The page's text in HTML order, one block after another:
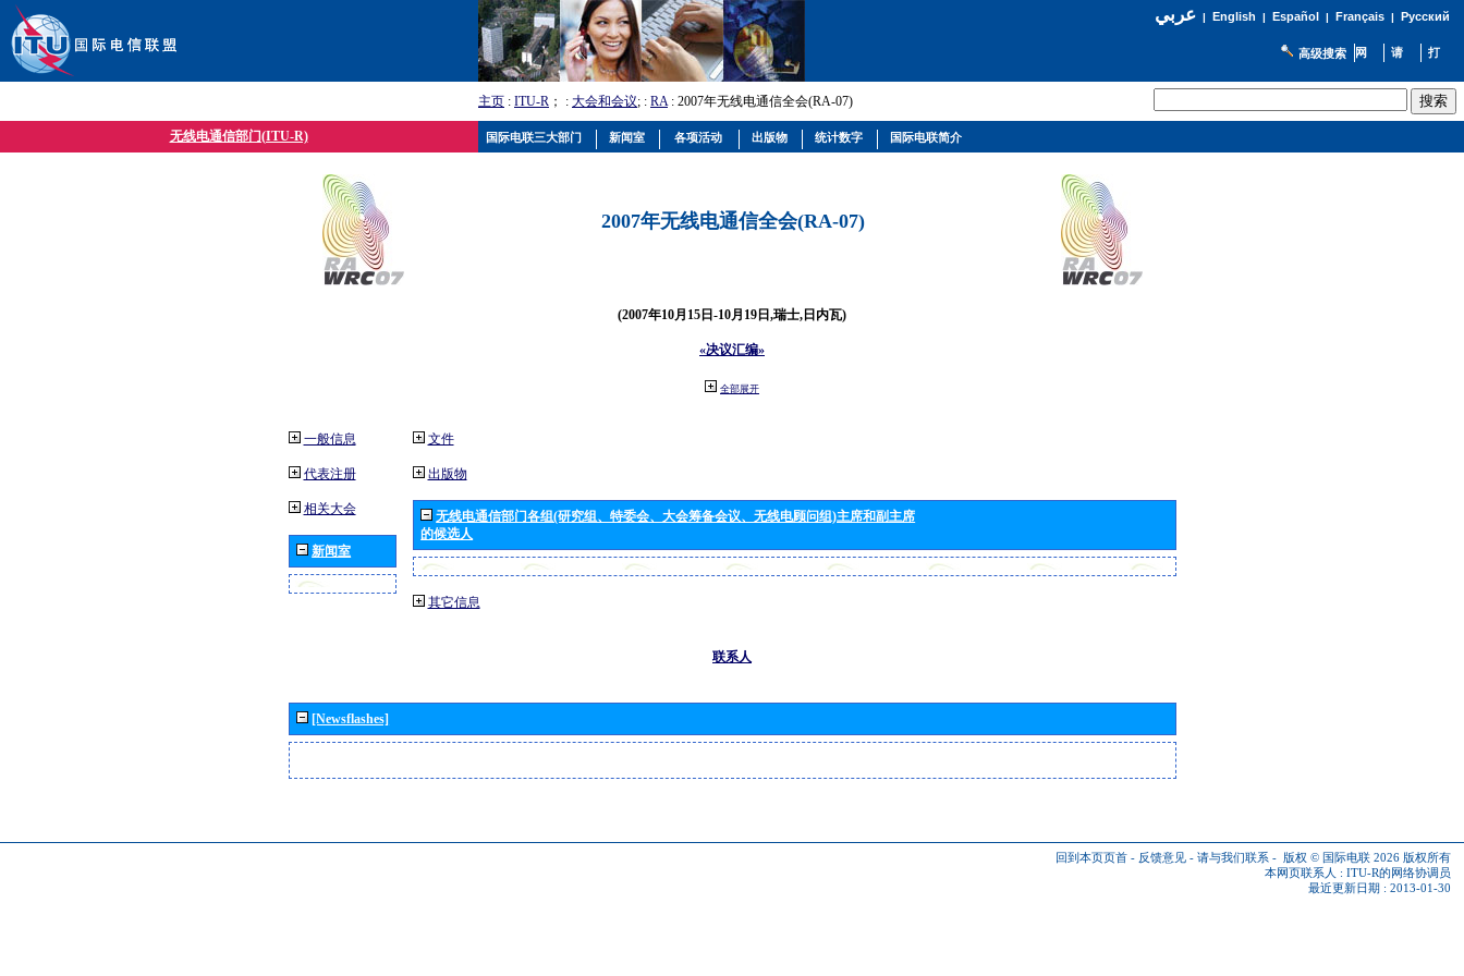
عربي| English | Español | Français| Русский
高级搜索
主页 : ITU-R ； : 大会和会议; : RA: 2007年无线电通信全会(RA-07)
无线电通信部门(ITU-R)
2007年无线电通信全会(RA-07)
(2007年10月15日-10月19日,瑞士,日内瓦)
«决议汇编»
全部展开
一般信息
代表注册
相关大会
新闻室
文件
出版物
无线电通信部门各组(研究组、特委会、大会筹备会议、无线电顾问组)主席和副主席
的候选人
其它信息
联系人
[Newsflashes]
回到本页页首 - 反馈意见 - 请与我们联系 - 版权 © 国际电联 2026 版权所有
本网页联系人 : ITU-R的网络协调员
最近更新日期 : 2013-01-30
国际电联三大部门 新闻室 各项活动 出版物 统计数字 国际电联简介